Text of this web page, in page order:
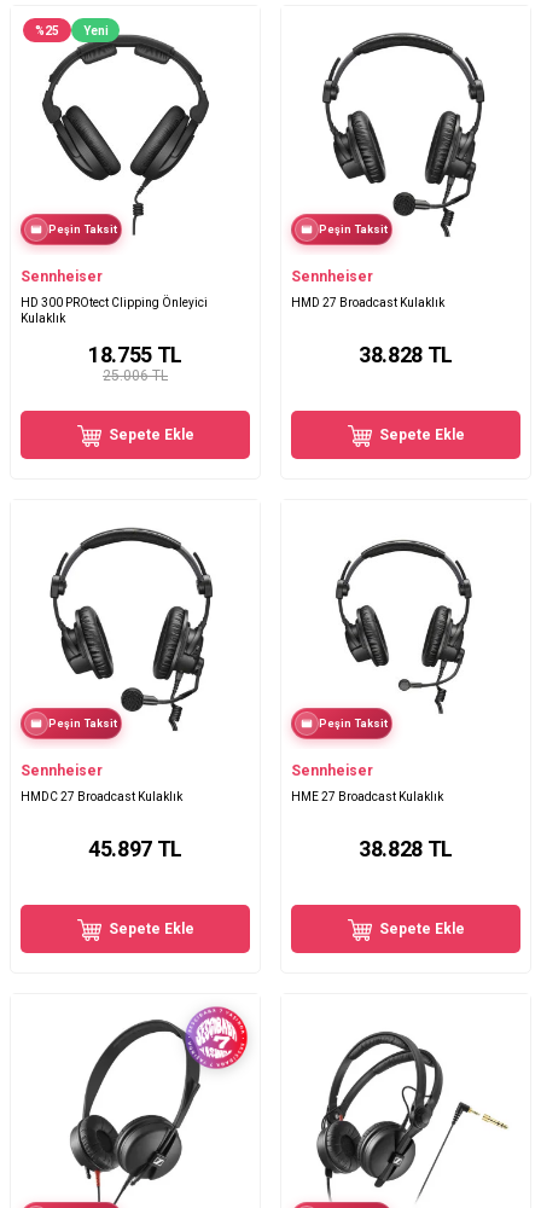
%25 Yeni
Peşin Taksit
Sennheiser
HD 300 PROtect Clipping Önleyici
Kulaklık
25.006 TL
18.755TL
Sepete Ekle
Peşin Taksit
Sennheiser
HMD 27 Broadcast Kulaklık
38.828TL
Sepete Ekle
Peşin Taksit
Sennheiser
HMDC 27 Broadcast Kulaklık
45.897TL
Sepete Ekle
Peşin Taksit
Sennheiser
HME 27 Broadcast Kulaklık
38.828TL
Sepete Ekle